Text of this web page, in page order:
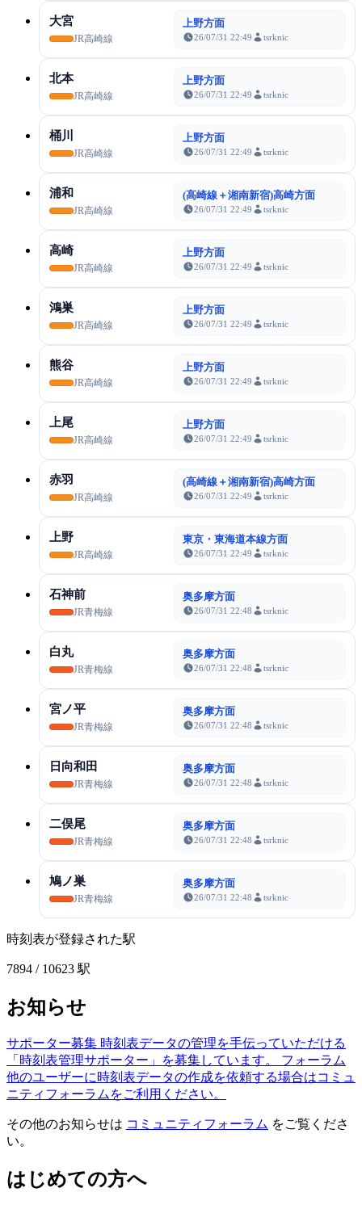
大宮
JR高崎線
上野方面
26/07/31 22:49 tsrknic
北本
JR高崎線
上野方面
26/07/31 22:49 tsrknic
桶川
JR高崎線
上野方面
26/07/31 22:49 tsrknic
浦和
JR高崎線
(高崎線＋湘南新宿)高崎方面
26/07/31 22:49 tsrknic
高崎
JR高崎線
上野方面
26/07/31 22:49 tsrknic
鴻巣
JR高崎線
上野方面
26/07/31 22:49 tsrknic
熊谷
JR高崎線
上野方面
26/07/31 22:49 tsrknic
上尾
JR高崎線
上野方面
26/07/31 22:49 tsrknic
赤羽
JR高崎線
(高崎線＋湘南新宿)高崎方面
26/07/31 22:49 tsrknic
上野
JR高崎線
東京・東海道本線方面
26/07/31 22:49 tsrknic
石神前
JR青梅線
奥多摩方面
26/07/31 22:48 tsrknic
白丸
JR青梅線
奥多摩方面
26/07/31 22:48 tsrknic
宮ノ平
JR青梅線
奥多摩方面
26/07/31 22:48 tsrknic
日向和田
JR青梅線
奥多摩方面
26/07/31 22:48 tsrknic
二俣尾
JR青梅線
奥多摩方面
26/07/31 22:48 tsrknic
鳩ノ巣
JR青梅線
奥多摩方面
26/07/31 22:48 tsrknic
時刻表が登録された駅
7894 / 10623 駅
お知らせ
サポーター募集 時刻表データの管理を手伝っていただける
「時刻表管理サポーター」を募集しています。
フォーラム
他のユーザーに時刻表データの作成を依頼する場合はコミュ
ニティフォーラムをご利用ください。
その他のお知らせは コミュニティフォーラム をご覧くださ
い。
はじめての方へ